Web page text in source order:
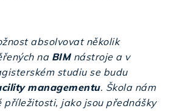
absolvovat několik
na BIMnástroje a v
studiu se budu
managementu. Škola nám
příležitosti, jako jsou přednášky